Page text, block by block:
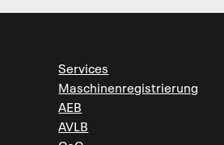
Services
Maschinenregistrierung
AEB
AVLB